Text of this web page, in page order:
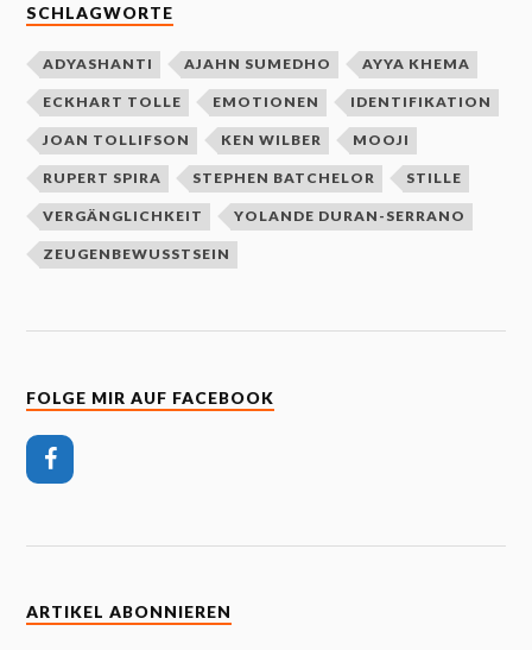
SCHLAGWORTE
ADYASHANTI AJAHN SUMEDHO AYYA KHEMA
ECKHART TOLLE EMOTIONEN IDENTIFIKATION
JOAN TOLLIFSON KEN WILBER MOOJI
RUPERT SPIRA STEPHEN BATCHELOR STILLE
VERGÄNGLICHKEIT YOLANDE DURAN-SERRANO
ZEUGENBEWUSSTSEIN
FOLGE MIR AUF FACEBOOK
ARTIKEL ABONNIEREN